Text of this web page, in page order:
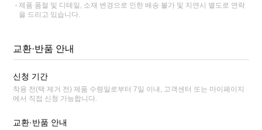
제품 품절 및 디테일, 소재 변경으로 인한 배송 불가 및 지연시 별도로 연락
을 드리고 있습니다.
교환·반품 안내
신청 기간
착용 전(택 제거 전) 제품 수령일로부터 7일 이내, 고객센터 또는 마이페이지
에서 직접 신청 가능합니다.
교환·반품 안내